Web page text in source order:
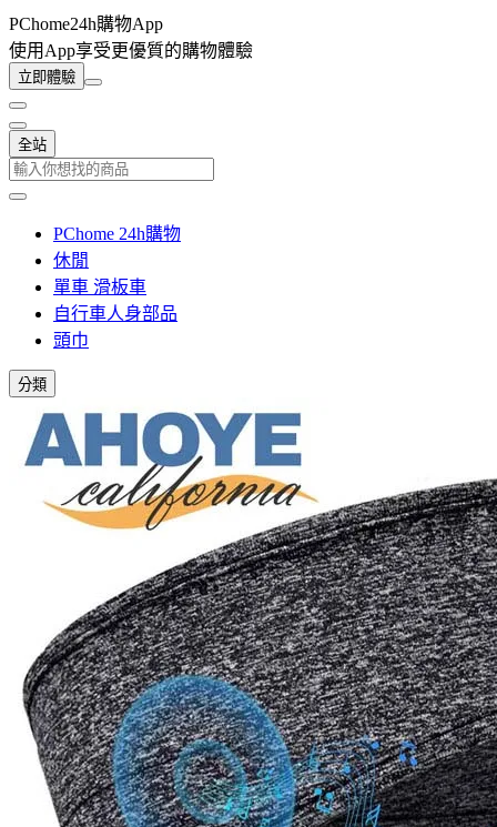
PChome24h購物App
使用App享受更優質的購物體驗
立即體驗
全站
PChome 24h購物
休閒
單車 滑板車
自行車人身部品
頭巾
分類